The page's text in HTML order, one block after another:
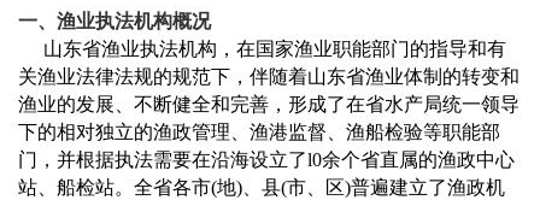
一、渔业执法机构概况
山东省渔业执法机构，在国家渔业职能部门的指导和有
关渔业法律法规的规范下，伴随着山东省渔业体制的转变和
渔业的发展、不断健全和完善，形成了在省水产局统一领导
下的相对独立的渔政管理、渔港监督、渔船检验等职能部
门，并根据执法需要在沿海设立了l0余个省直属的渔政中心
站、船检站。全省各市(地) 、县(市、区)普遍建立了渔政机